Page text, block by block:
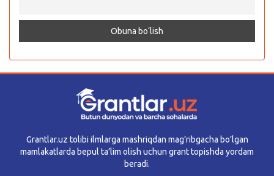
Grantlar.uz tolibi ilmlarga mashriqdan mag’ribgacha bo’lgan
mamlakatlarda bepul ta’lim olish uchun grant topishda yordam
beradi.